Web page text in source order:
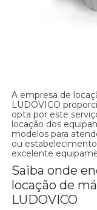
A empresa de
LUDOVICO
opta por este
locação dos
modelos para
ou
excelente
Saiba onde
locação de
LUDOVICO